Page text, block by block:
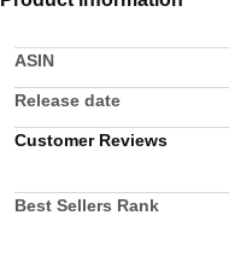
ASIN
Release date
Customer Reviews
Best Sellers Rank